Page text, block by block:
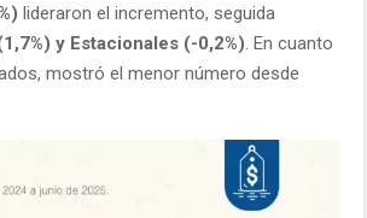
lideraron el incremento, seguida
y Estacionales (-0,2%) . En cuanto
mostró el menor número desde